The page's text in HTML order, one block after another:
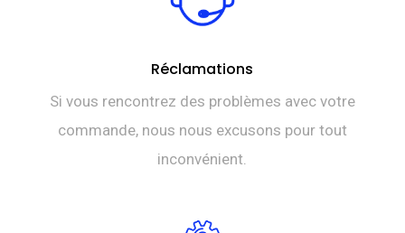
Réclamations
Si vous rencontrez des problèmes avec votre
commande, nous nous excusons pour tout
inconvénient.